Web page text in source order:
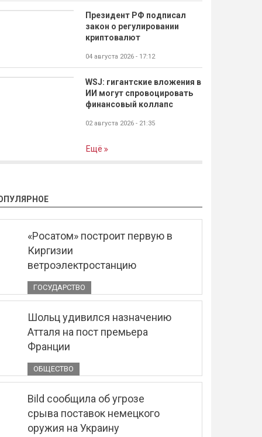
Президент РФ подписал
закон о регулировании
криптовалют
04 августа 2026 - 17:12
WSJ: гигантские вложения в
ИИ могут спровоцировать
финансовый коллапс
02 августа 2026 - 21:35
Ещё
«Росатом» построит первую в
Киргизии
ветроэлектростанцию
ГОСУДАРСТВО
Шольц удивился назначению
Атталя на пост премьера
Франции
ОБЩЕСТВО
Bild сообщила об угрозе
срыва поставок немецкого
оружия на Украину